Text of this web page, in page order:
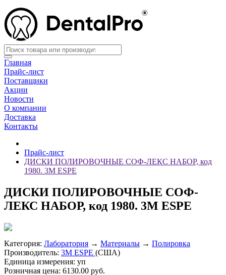
Главная
Прайс-лист
Поставщики
Акции
Новости
О компании
Доставка
Контакты
Прайс-лист
ДИСКИ ПОЛИРОВОЧНЫЕ СОФ-ЛЕКС НАБОР, код
1980. 3M ESPE
ДИСКИ ПОЛИРОВОЧНЫЕ СОФ-
ЛЕКС НАБОР, код 1980. 3M ESPE
Категория: Лаборатория → Материалы → Полировка
Производитель: 3M ESPE (США)
Единица измерения: уп
Розничная цена: 6130.00 руб.